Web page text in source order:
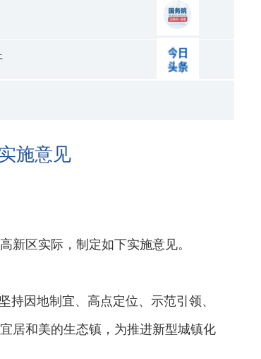
施意见
新区实际，制定如下实施意见。
持因地制宜、高点定位、示范引领、
居和美的生态镇，为推进新型城镇化